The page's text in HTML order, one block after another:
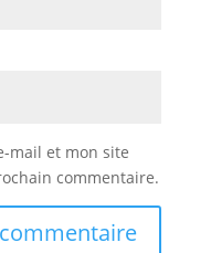
mail et mon site
commentaire.